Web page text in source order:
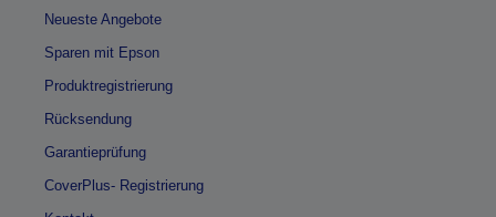
Neueste Angebote
Sparen mit Epson
Produktregistrierung
Rücksendung
Garantieprüfung
CoverPlus- Registrierung